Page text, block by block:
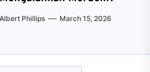
Albert Phillips March 15, 2026